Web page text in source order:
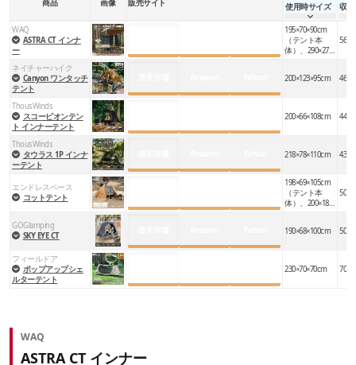
と、帰宅後のお手入れにさらに手間がかかってしまいま
す。
テントコットを使用した場合も脚は汚れますが、テントの
生地が汚れるのと比べると、きれいにするのはとても簡単
です。
さらに、大きな水たまりができてしまうような水はけの悪
い場所でも、
テントの下からの浸水を心配する必要があり
ペグ打ちが不要で設営がとても簡単
商品 画像 販売サイト 使用時サイズ 収
WAQ
ASTRA CT インナ
ー
195×70×90cm
（テント本
体）、290×270
ネイチャーハイク
Canyon ワンタッチ
テント
200×123×95cm
ThousWinds
スコーピオンテン
ト インナーテント
200×66×108cm
ThousWinds
タウラス 1P インナ
ーテント
218×78×110cm
エンドレスベース
コットテント
198×69×105cm
（テント本
体）、200×180
GOGlamping
SKY EYE CT
190×68×100cm
フィールドア
ポップアップシェ
ルターテント
230×70×70cm
WAQ
ASTRA CT インナー